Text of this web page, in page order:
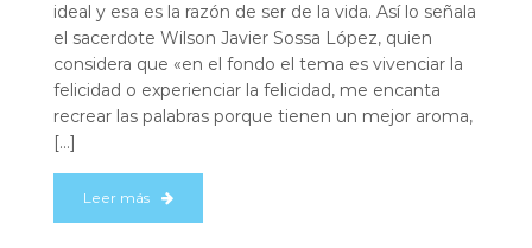
ideal y esa es la razón de ser de la vida. Así lo señala
el sacerdote Wilson Javier Sossa López, quien
considera que «en el fondo el tema es vivenciar la
felicidad o experienciar la felicidad, me encanta
recrear las palabras porque tienen un mejor aroma,
[…]
Leer más